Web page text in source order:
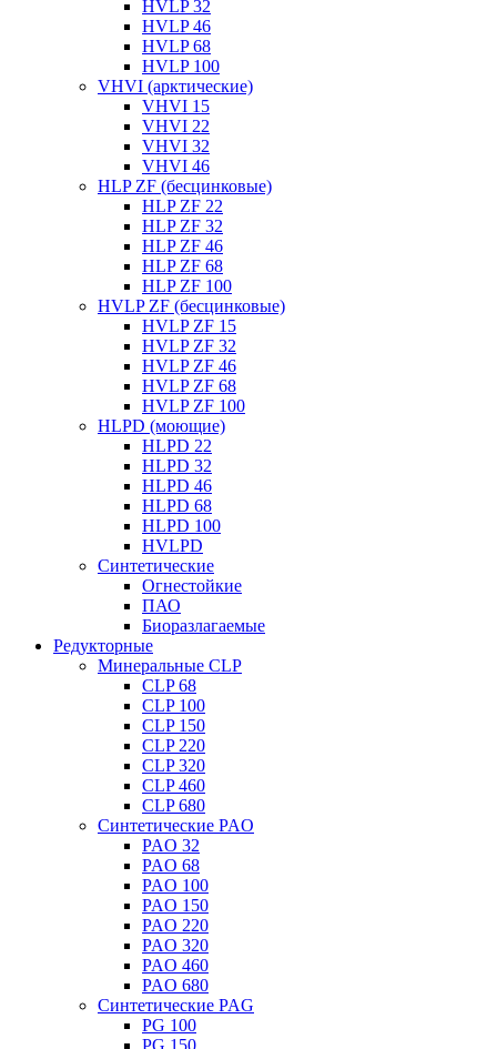
HVLP 32
HVLP 46
HVLP 68
HVLP 100
VHVI (арктические)
VHVI 15
VHVI 22
VHVI 32
VHVI 46
HLP ZF (бесцинковые)
HLP ZF 22
HLP ZF 32
HLP ZF 46
HLP ZF 68
HLP ZF 100
HVLP ZF (бесцинковые)
HVLP ZF 15
HVLP ZF 32
HVLP ZF 46
HVLP ZF 68
HVLP ZF 100
HLPD (моющие)
HLPD 22
HLPD 32
HLPD 46
HLPD 68
HLPD 100
HVLPD
Синтетические
Огнестойкие
ПАО
Биоразлагаемые
Редукторные
Минеральные CLP
CLP 68
CLP 100
CLP 150
CLP 220
CLP 320
CLP 460
CLP 680
Синтетические PAO
PAO 32
PAO 68
PAO 100
PAO 150
PAO 220
PAO 320
PAO 460
PAO 680
Синтетические PAG
PG 100
PG 150